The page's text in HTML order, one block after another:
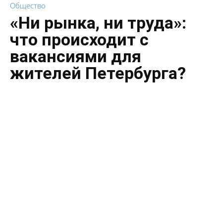
Общество
«Ни рынка, ни труда»:
что происходит с
вакансиями для
жителей Петербурга?